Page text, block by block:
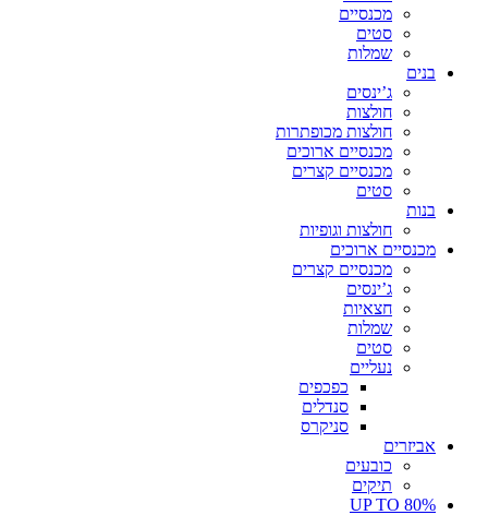
מכנסיים
סטים
שמלות
בנים
ג’ינסים
חולצות
חולצות מכופתרות
מכנסיים ארוכים
מכנסיים קצרים
סטים
בנות
חולצות וגופיות
מכנסיים ארוכים
מכנסיים קצרים
ג’ינסים
חצאיות
שמלות
סטים
נעליים
כפכפים
סנדלים
סניקרס
אביזרים
כובעים
תיקים
UP TO 80%